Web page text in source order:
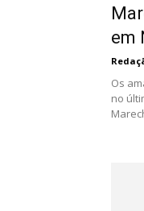
em
Os
no